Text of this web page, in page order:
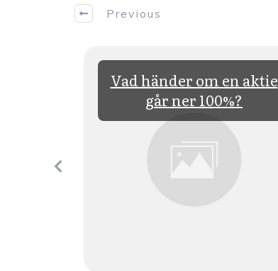
Previous
Vad händer om en aktie
går ner 100%?